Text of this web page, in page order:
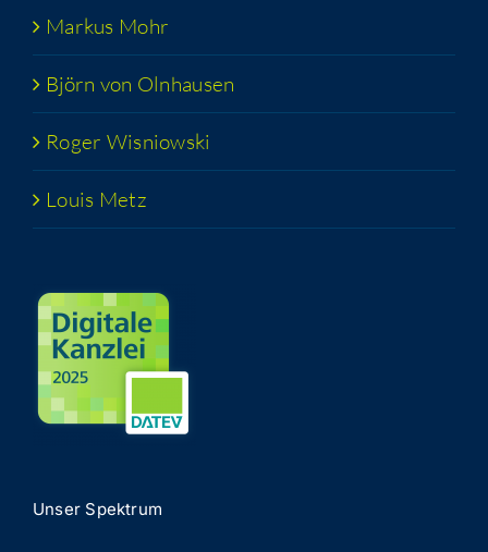
Mar­kus Mohr
Björn von Olnhausen
Roger Wis­niow­ski
Lou­is Metz
Unser Spek­trum